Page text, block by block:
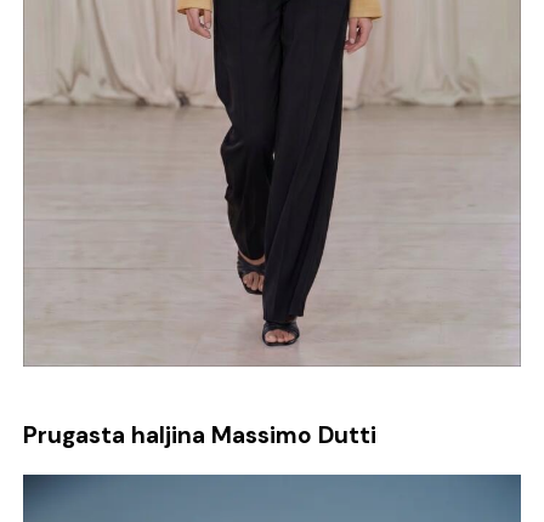
Prugasta haljina Massimo Dutti